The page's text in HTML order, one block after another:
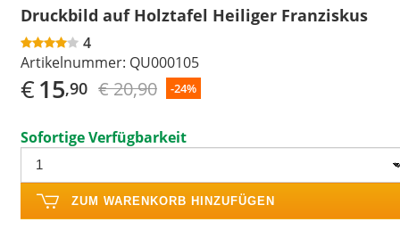
Druckbild auf Holztafel Heiliger Franziskus
4
Artikelnummer: QU000105
€15,90 € 20,90 -24%
Sofortige Verfügbarkeit
ZUM WARENKORB HINZUFÜGEN